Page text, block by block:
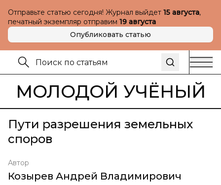
Отправьте статью сегодня! Журнал выйдет 15 августа,
печатный экземпляр отправим 19 августа
Опубликовать статью
МОЛОДОЙ УЧЁНЫЙ
Пути разрешения земельных
споров
Автор
Козырев Андрей Владимирович